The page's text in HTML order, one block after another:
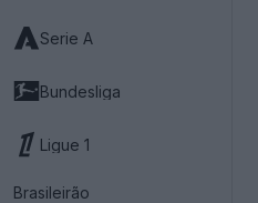
Serie A
Bundesliga
Ligue 1
Brasileirão